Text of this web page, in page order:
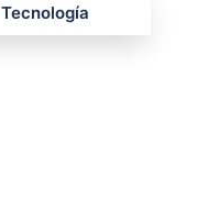
Tecnología